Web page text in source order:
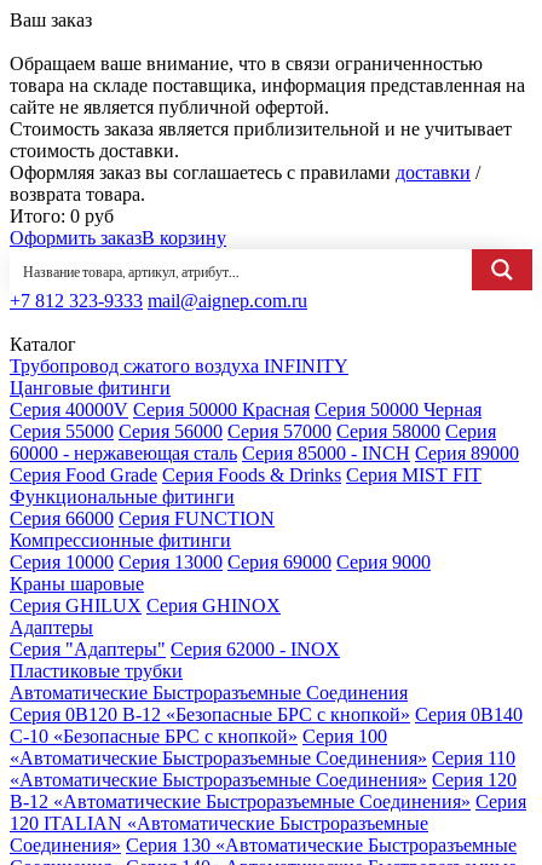
Ваш заказ
Обращаем ваше внимание, что в связи ограниченностью
товара на складе поставщика, информация представленная на
сайте не является публичной офертой.
Стоимость заказа является приблизительной и не учитывает
стоимость доставки.
Оформляя заказ вы соглашаетесь с правилами доставки /
возврата товара.
Итого: 0 руб
Оформить заказВ корзину
+7 812 323-9333 mail@aignep.com.ru
Каталог
Трубопровод сжатого воздуха INFINITY
Цанговые фитинги
Серия 40000V Серия 50000 Красная Серия 50000 Черная
Серия 55000 Серия 56000 Серия 57000 Серия 58000 Серия
60000 - нержавеющая сталь Серия 85000 - INCH Серия 89000
Серия Food Grade Серия Foods & Drinks Серия MIST FIT
Функциональные фитинги
Серия 66000 Серия FUNCTION
Компрессионные фитинги
Серия 10000 Серия 13000 Серия 69000 Серия 9000
Краны шаровые
Серия GHILUX Серия GHINOX
Адаптеры
Серия "Адаптеры" Серия 62000 - INOX
Пластиковые трубки
Автоматические Быстроразъемные Соединения
Серия 0B120 B-12 «Безопасные БРС с кнопкой» Серия 0B140
C-10 «Безопасные БРС с кнопкой» Серия 100
«Автоматические Быстроразъемные Соединения» Серия 110
«Автоматические Быстроразъемные Соединения» Серия 120
B-12 «Автоматические Быстроразъемные Соединения» Серия
120 ITALIAN «Автоматические Быстроразъемные
Соединения» Серия 130 «Автоматические Быстроразъемные